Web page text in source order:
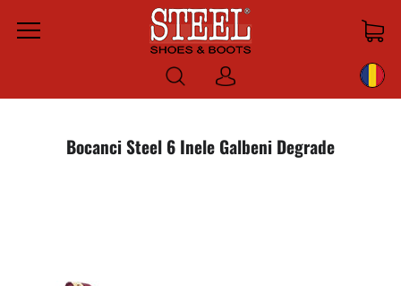
Menu
Log
in
Bocanci Steel 6 Inele Galbeni Degrade